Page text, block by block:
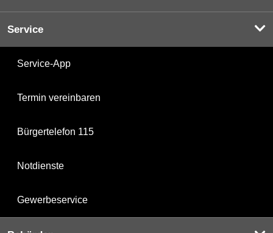
Service
Service-App
Termin vereinbaren
Bürgertelefon 115
Notdienste
Gewerbeservice